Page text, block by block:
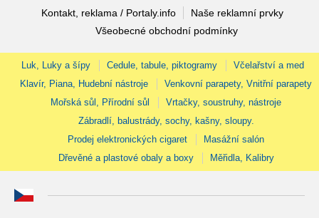
Kontakt, reklama / Portaly.info
Naše reklamní prvky
Všeobecné obchodní podmínky
Luk, Luky a šípy Cedule, tabule, piktogramy
Včelařství a med
Klavír, Piana, Hudební nástroje
Venkovní parapety, Vnitřní parapety
Mořská sůl, Přírodní sůl
Vrtačky, soustruhy, nástroje
Zábradlí, balustrády, sochy, kašny, sloupy.
Prodej elektronických cigaret
Masážní salón
Dřevěné a plastové obaly a boxy
Měřidla, Kalibry